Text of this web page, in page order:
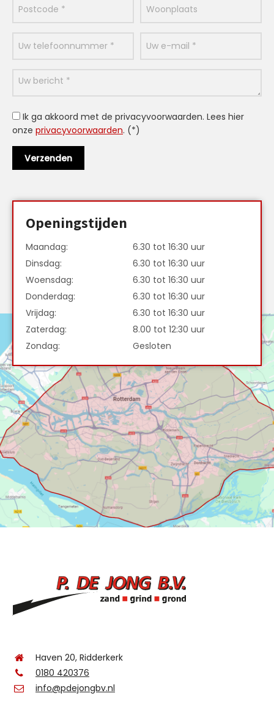
Ik ga akkoord met de privacyvoorwaarden. Lees hier
onze privacyvoorwaarden. (*)
Openingstijden
Maandag:
6.30 tot 16:30 uur
Dinsdag:
6.30 tot 16:30 uur
Woensdag:
6.30 tot 16:30 uur
Donderdag:
6.30 tot 16:30 uur
Vrijdag:
6.30 tot 16:30 uur
Zaterdag:
8.00 tot 12:30 uur
Zondag:
Gesloten
Haven 20, Ridderkerk
0180 420376
info@pdejongbv.nl